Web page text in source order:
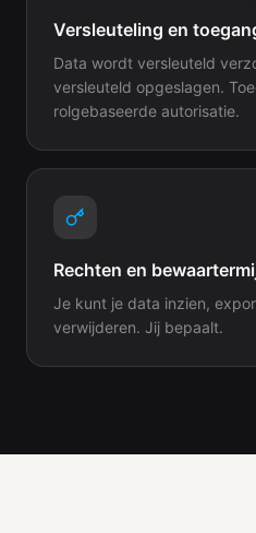
Versleuteling en
Data wordt versleuteld
versleuteld opgeslagen.
rolgebaseerde autorisatie.
Rechten en
Je kunt je data inzien,
verwijderen. Jij bepaalt.